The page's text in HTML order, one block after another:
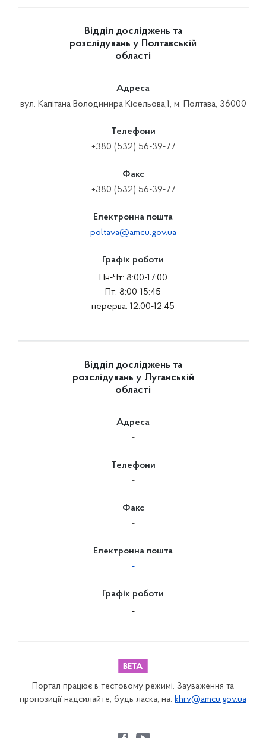
Відділ досліджень та
розслідувань у Полтавській
області
Адреса
вул. Капітана Володимира Кісельова,1, м. Полтава, 36000
Телефони
+380 (532) 56-39-77
Факс
+380 (532) 56-39-77
Електронна пошта
poltava@amcu.gov.ua
Графік роботи
Пн-Чт: 8:00-17:00
Пт: 8:00-15:45
перерва: 12:00-12:45
Відділ досліджень та
розслідувань у Луганській
області
Адреса
-
Телефони
-
Факс
-
Електронна пошта
-
Графік роботи
-
Портал працює в тестовому режимі. Зауваження та
пропозиції надсилайте, будь ласка, на: khrv@amcu.gov.ua